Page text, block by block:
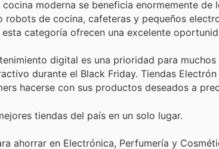
cocina moderna se beneficia enormemente
de cocina, cafeteras y pequeños
categoría ofrecen una excelente
digital es una prioridad para
durante el Black Friday. Tiendas
hacerse con sus productos deseados a
tiendas del país en un solo lugar.
ahorrar en Electrónica, Perfumería y